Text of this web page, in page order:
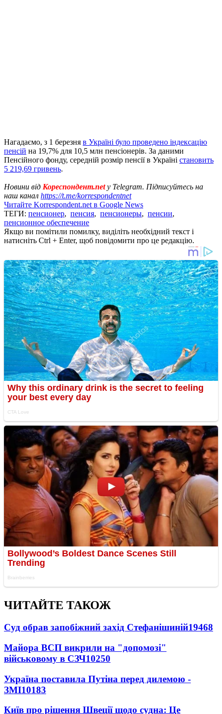
Нагадаємо, з 1 березня в Україні було проведено індексацію
пенсій на 19,7% для 10,5 млн пенсіонерів. За даними
Пенсійного фонду, середній розмір пенсії в Україні становить
5 219,69 гривень.
Новини від Кореспондент.netу Telegram. Підписуйтесь на
наш канал https://t.me/korrespondentnet
Читайте Korrespondent.net в Google News
ТЕГИ: пенсионер, пенсия, пенсионеры, пенсии,
пенсионное обеспечение
Якщо ви помітили помилку, виділіть необхідний текст і
натисніть Ctrl + Enter, щоб повідомити про це редакцію.
ЧИТАЙТЕ ТАКОЖ
Суд обрав запобіжний захід Стефанішиній19468
Майора ВСП викрили на "допомозі"
військовому в СЗЧ10250
Україна поставила Путіна перед дилемою -
ЗМІ10183
Київ про рішення Швеції щодо судна: Це